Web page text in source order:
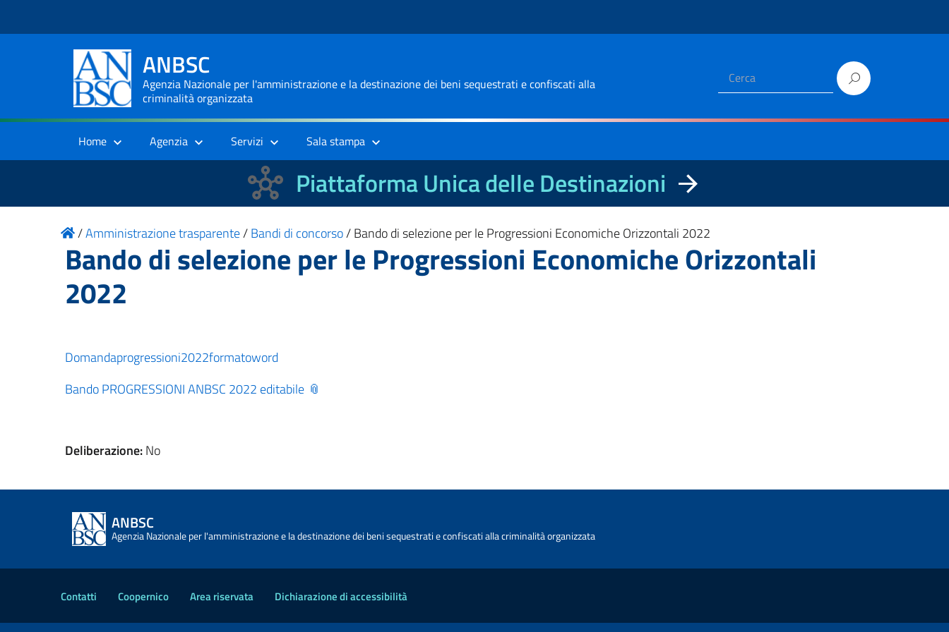
ANBSC
Agenzia Nazionale per l'amministrazione e la destinazione dei beni sequestrati e confiscati alla
criminalità organizzata
Home Agenzia Servizi Sala stampa
Piattaforma Unica delle Destinazioni
/Amministrazione trasparente/Bandi di concorso/Bando di selezione per le Progressioni Economiche Orizzontali 2022
Bando di selezione per le Progressioni Economiche Orizzontali
2022
Domandaprogressioni2022formatoword
Bando PROGRESSIONI ANBSC 2022 editabile
Deliberazione:No
ANBSC
Agenzia Nazionale per l'amministrazione e la destinazione dei beni sequestrati e confiscati alla criminalità organizzata
Contatti Coopernico Area riservata Dichiarazione di accessibilità